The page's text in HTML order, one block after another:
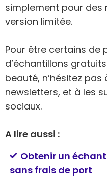
simplement pour des
version limitée.
Pour être certains de
d’échantillons
beauté, n’hésitez
newsletters, et à les
sociaux.
A lire aussi :
Obtenir un
sans frais de port